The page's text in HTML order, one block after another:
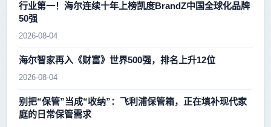
行业第一！海尔连续十年上榜凯度BrandZ中国全球化品牌
50强
2026-08-04
海尔智家再入《财富》世界500强，排名上升12位
2026-08-04
别把“保管”当成“收纳”：飞利浦保管箱，正在填补现代家
庭的日常保管需求